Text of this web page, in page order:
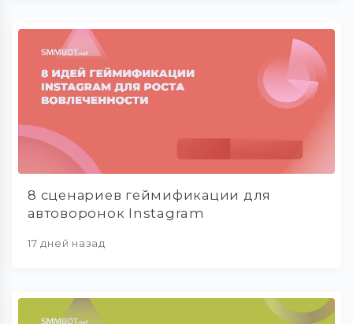
8 сценариев геймификации для
автоворонок Instagram
17 дней назад